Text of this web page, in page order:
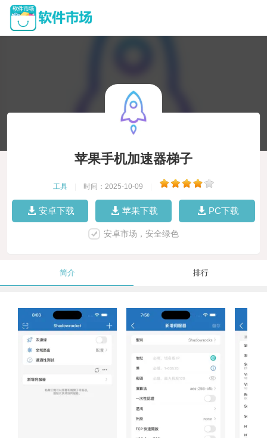
苹果手机加速器梯子
工具 时间：2025-10-09
安卓下载 苹果下载 PC下载
安卓市场，安全绿色
简介 排行